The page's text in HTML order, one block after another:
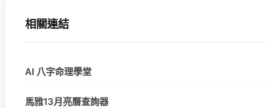
相關連結
AI 八字命理學堂
馬雅13月亮曆查詢器